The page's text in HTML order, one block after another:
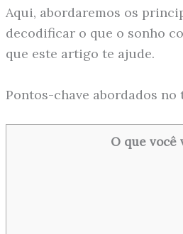
Aqui, abordaremos os
decodificar o que o sonho
que este artigo te ajude.
Pontos-chave abordados no
O que você